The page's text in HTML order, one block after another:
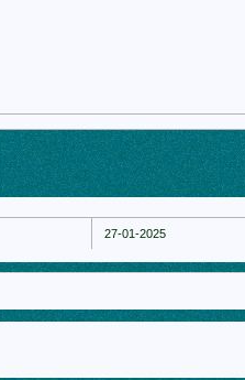
27-01-2025